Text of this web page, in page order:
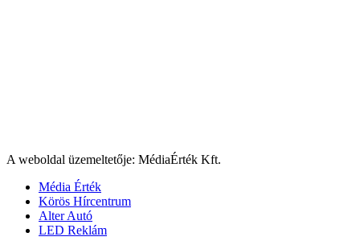
A weboldal üzemeltetője: MédiaÉrték Kft.
Média Érték
Körös Hírcentrum
Alter Autó
LED Reklám